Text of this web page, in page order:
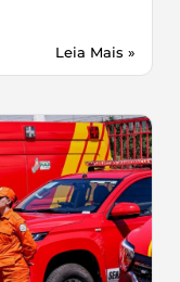
Leia Mais »